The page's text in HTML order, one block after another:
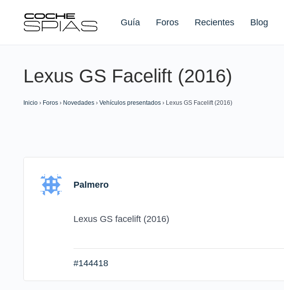
Guía Foros Recientes Blog
Buscar:
Lexus GS Facelift (2016)
Inicio › Foros › Novedades › Vehículos presentados › Lexus GS Facelift (2016)
Palmero
Lexus GS facelift (2016)
#144418